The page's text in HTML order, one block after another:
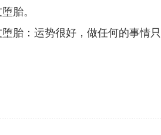
胎。
：运势很好，做任何的事情只